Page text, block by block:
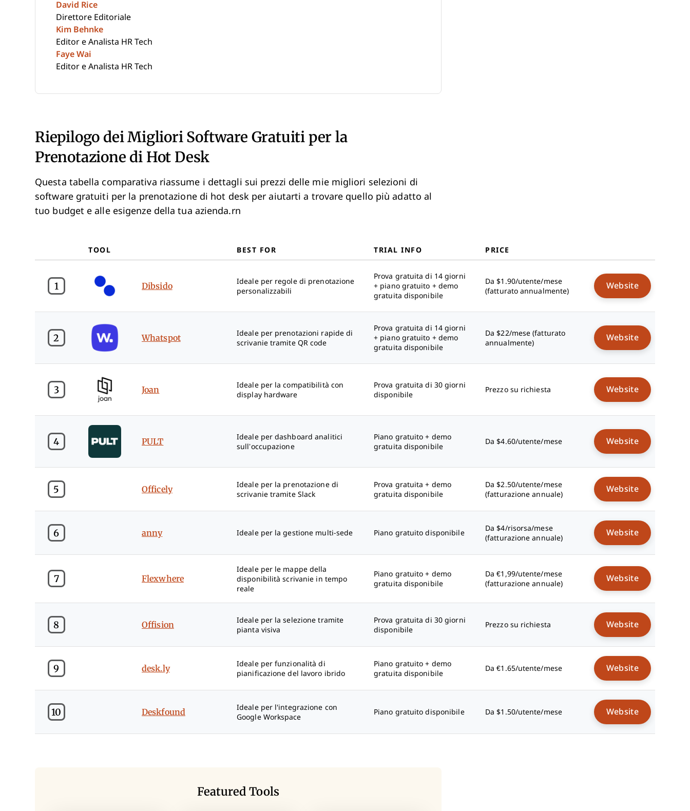
David Rice
Direttore Editoriale
Kim Behnke
Editor e Analista HR Tech
Faye Wai
Editor e Analista HR Tech
Riepilogo dei Migliori Software Gratuiti per la
Prenotazione di Hot Desk
Questa tabella comparativa riassume i dettagli sui prezzi delle mie migliori selezioni di
software gratuiti per la prenotazione di hot desk per aiutarti a trovare quello più adatto al
tuo budget e alle esigenze della tua azienda.rn
TOOL BEST FOR TRIAL INFO PRICE
1 Dibsido
Ideale per regole di prenotazione
personalizzabili
Prova gratuita di 14 giorni
+ piano gratuito + demo
gratuita disponibile
Da $1.90/utente/mese
(fatturato annualmente)
Website
2 Whatspot
Ideale per prenotazioni rapide di
scrivanie tramite QR code
Prova gratuita di 14 giorni
+ piano gratuito + demo
gratuita disponibile
Da $22/mese (fatturato
annualmente)
Website
3 Joan
Ideale per la compatibilità con
display hardware
Prova gratuita di 30 giorni
disponibile
Prezzo su richiesta Website
4 PULT
Ideale per dashboard analitici
sull’occupazione
Piano gratuito + demo
gratuita disponibile
Da $4.60/utente/mese Website
5 Officely
Ideale per la prenotazione di
scrivanie tramite Slack
Prova gratuita + demo
gratuita disponibile
Da $2.50/utente/mese
(fatturazione annuale)
Website
6 anny Ideale per la gestione multi-sede Piano gratuito disponibile
Da $4/risorsa/mese
(fatturazione annuale)
Website
7 Flexwhere
Ideale per le mappe della
disponibilità scrivanie in tempo
reale
Piano gratuito + demo
gratuita disponibile
Da €1,99/utente/mese
(fatturazione annuale)
Website
8 Offision
Ideale per la selezione tramite
pianta visiva
Prova gratuita di 30 giorni
disponibile
Prezzo su richiesta Website
9 desk.ly
Ideale per funzionalità di
pianificazione del lavoro ibrido
Piano gratuito + demo
gratuita disponibile
Da €1.65/utente/mese Website
10 Deskfound
Ideale per l'integrazione con
Google Workspace
Piano gratuito disponibile Da $1.50/utente/mese Website
Featured Tools